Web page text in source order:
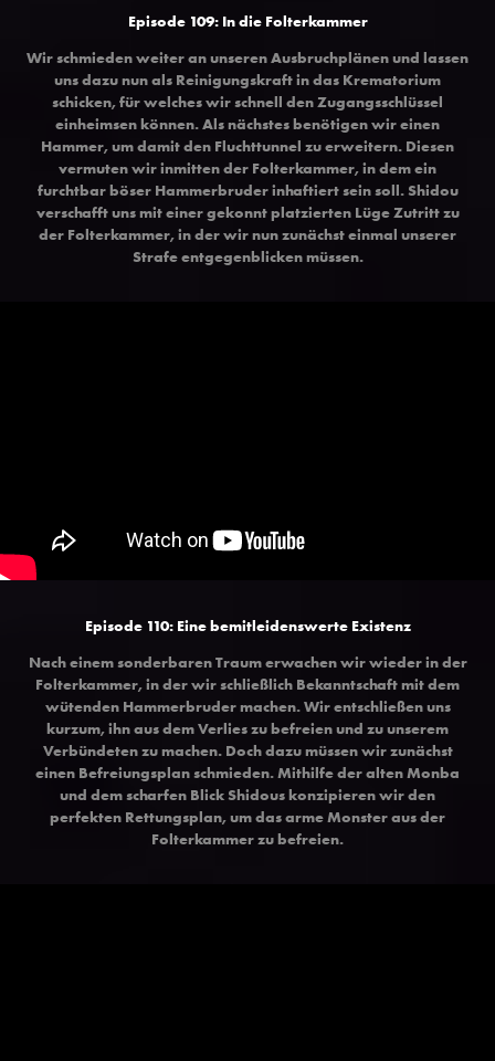
Episode 109: In die Folterkammer
Wir schmieden weiter an unseren Ausbruchplänen und lassen
uns dazu nun als Reinigungskraft in das Krematorium
schicken, für welches wir schnell den Zugangsschlüssel
einheimsen können. Als nächstes benötigen wir einen
Hammer, um damit den Fluchttunnel zu erweitern. Diesen
vermuten wir inmitten der Folterkammer, in dem ein
furchtbar böser Hammerbruder inhaftiert sein soll. Shidou
verschafft uns mit einer gekonnt platzierten Lüge Zutritt zu
der Folterkammer, in der wir nun zunächst einmal unserer
Strafe entgegenblicken müssen.
Episode 110: Eine bemitleidenswerte Existenz
Nach einem sonderbaren Traum erwachen wir wieder in der
Folterkammer, in der wir schließlich Bekanntschaft mit dem
wütenden Hammerbruder machen. Wir entschließen uns
kurzum, ihn aus dem Verlies zu befreien und zu unserem
Verbündeten zu machen. Doch dazu müssen wir zunächst
einen Befreiungsplan schmieden. Mithilfe der alten Monba
und dem scharfen Blick Shidous konzipieren wir den
perfekten Rettungsplan, um das arme Monster aus der
Folterkammer zu befreien.